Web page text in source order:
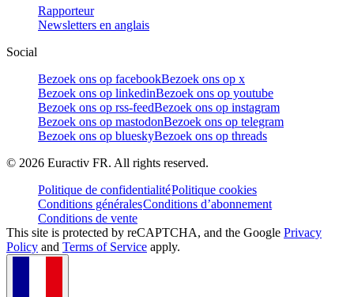
Rapporteur
Newsletters en anglais
Social
Bezoek ons op facebookBezoek ons op x
Bezoek ons op linkedinBezoek ons op youtube
Bezoek ons op rss-feedBezoek ons op instagram
Bezoek ons op mastodonBezoek ons op telegram
Bezoek ons op blueskyBezoek ons op threads
© 2026 Euractiv FR. All rights reserved.
Politique de confidentialitéPolitique cookies
Conditions généralesConditions d’abonnement
Conditions de vente
This site is protected by reCAPTCHA, and the Google Privacy
Policy and Terms of Service apply.